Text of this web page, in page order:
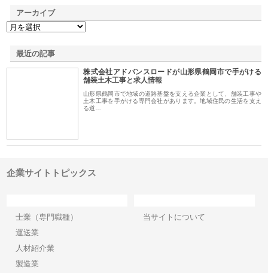
アーカイブ
最近の記事
株式会社アドバンスロードが山形県鶴岡市で手がける
舗装土木工事と求人情報
山形県鶴岡市で地域の道路基盤を支える企業として、舗装工事や
土木工事を手がける専門会社があります。地域住民の生活を支え
る道…
企業サイトトピックス
士業（専門職種）
運送業
人材紹介業
製造業
当サイトについて